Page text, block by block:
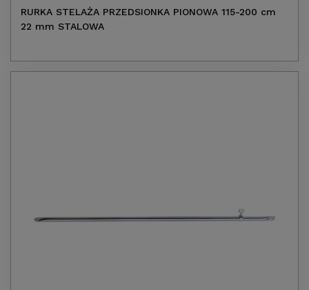
RURKA STELAŻA PRZEDSIONKA PIONOWA 115-200 cm
22 mm STALOWA